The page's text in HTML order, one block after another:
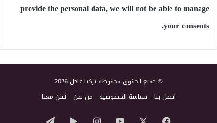
provide the personal data, we will not be able to manage
your consents.
© جميع الحقوق محفوظة تركيا عاجل 2026
اتصل بنا سياسة الخصوصية من نحن أعلن معنا